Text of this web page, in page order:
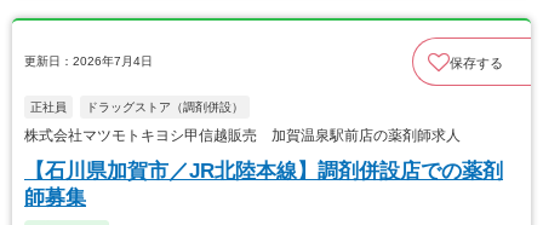
更新日：2026年7月4日 保存する
正社員 ドラッグストア（調剤併設）
株式会社マツモトキヨシ甲信越販売 加賀温泉駅前店の薬剤師求人
【石川県加賀市／JR北陸本線】調剤併設店での薬剤
師募集